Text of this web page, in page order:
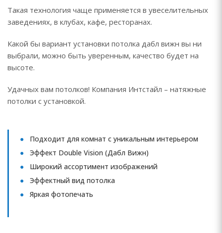
Такая технология чаще применяется в увеселительных
заведениях, в клубах, кафе, ресторанах.
Какой бы вариант установки потолка дабл вижн вы ни
выбрали, можно быть уверенным, качество будет на
высоте.
Удачных вам потолков! Компания Интстайл – натяжные
потолки с установкой.
Подходит для комнат с уникальным интерьером
Эффект Double Vision (Дабл Вижн)
Широкий ассортимент изображений
Эффектный вид потолка
Яркая фотопечать